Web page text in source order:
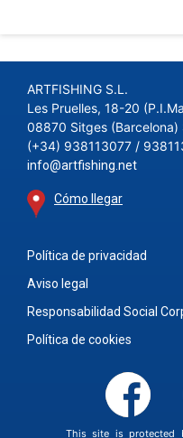
ARTFISHING S.L.
Les Pruelles, 18-20
08870 Sitges (Barcelona)
(+34) 938113077 /
info@artfishing.net
Cómo llegar
Política de privacidad
Aviso legal
Responsabilidad Social
Política de cookies
This site is protected